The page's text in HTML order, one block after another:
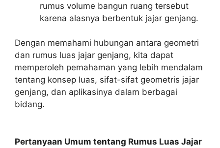
rumus volume bangun ruang tersebut
karena alasnya berbentuk jajar genjang.
Dengan memahami hubungan antara geometri
dan rumus luas jajar genjang, kita dapat
memperoleh pemahaman yang lebih mendalam
tentang konsep luas, sifat-sifat geometris jajar
genjang, dan aplikasinya dalam berbagai
bidang.
Pertanyaan Umum tentang Rumus Luas Jajar